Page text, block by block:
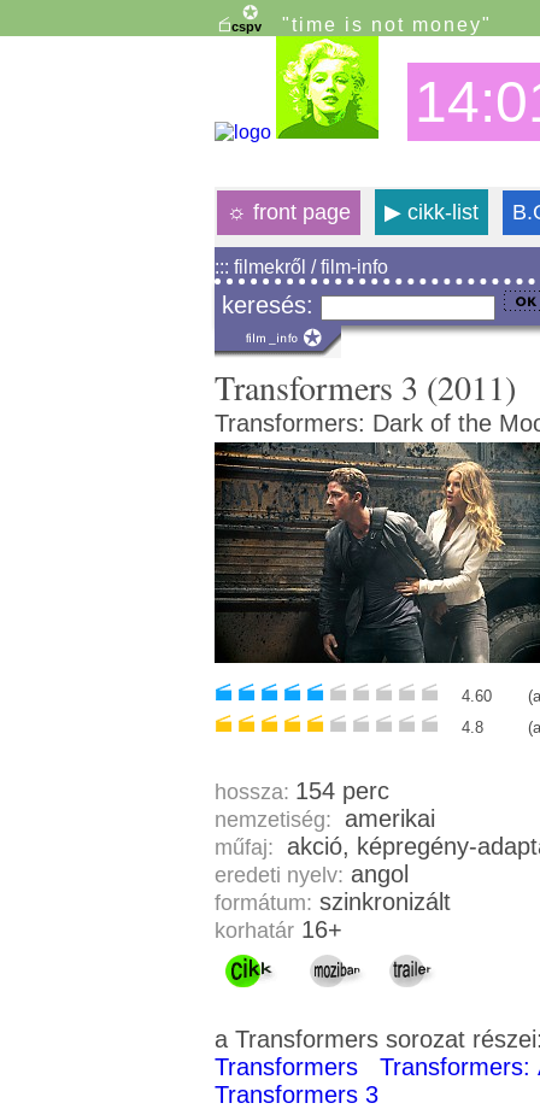
"time is not money"
☼ front page ▶cikk-list
::: filmekről / film-info
keresés:
Transformers 3 (2011)
Transformers: Dark of the
4.60
4.8
hossza: 154 perc
nemzetiség: amerikai
műfaj:
eredeti nyelv: angol
formátum: szinkronizált
korhatár 16+
a Transformers sorozat
Transformers
Transformers:
Transformers 3